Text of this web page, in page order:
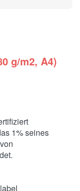
g/m2, A4)
1% seines